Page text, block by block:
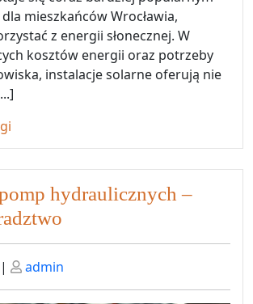
mieszkańców Wrocławia,
z energii słonecznej. W
kosztów energii oraz potrzeby
instalacje solarne oferują nie
hydraulicznych –
| Posted
on
admin